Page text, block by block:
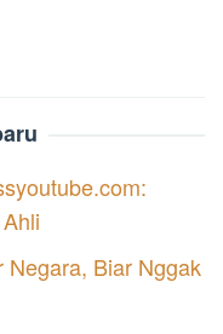
Negara, Biar Nggak